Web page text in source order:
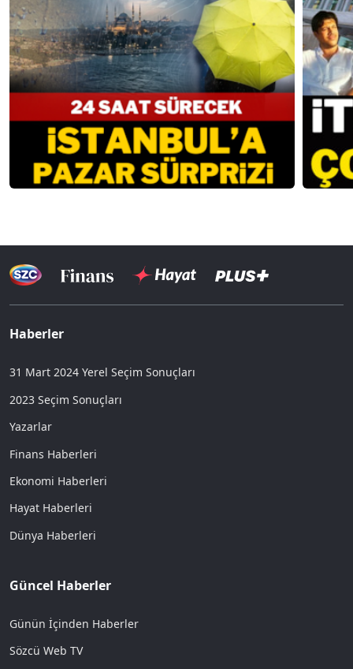
Haberler
31 Mart 2024 Yerel Seçim Sonuçları
2023 Seçim Sonuçları
Yazarlar
Finans Haberleri
Ekonomi Haberleri
Hayat Haberleri
Dünya Haberleri
Güncel Haberler
Günün İçinden Haberler
Sözcü Web TV